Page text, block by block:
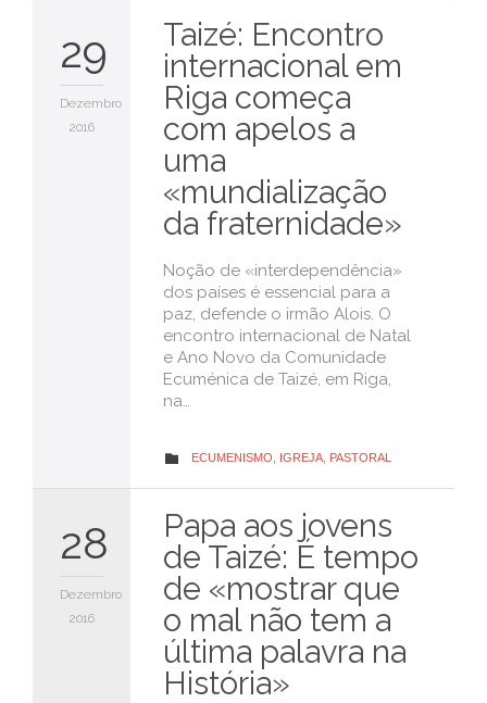
29
Dezembro
2016
Taizé: Encontro
internacional em
Riga começa
com apelos a
uma
«mundialização
da fraternidade»
Noção de «interdependência»
dos países é essencial para a
paz, defende o irmão Alois. O
encontro internacional de Natal
e Ano Novo da Comunidade
Ecuménica de Taizé, em Riga,
na…
 CATEGORY
ECUMENISMO IGREJA PASTORAL
28
Dezembro
2016
Papa aos jovens
de Taizé: É tempo
de «mostrar que
o mal não tem a
última palavra na
História»